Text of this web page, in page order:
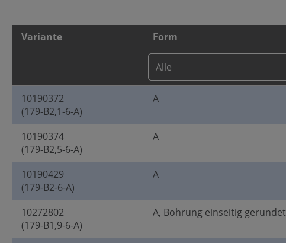
Variante Form
10190372
(179-B2,1-6-A)
A
10190374
(179-B2,5-6-A)
A
10190429
(179-B2-6-A)
A
10272802
(179-B1,9-6-A)
A, Bohrung einseitig gerundet